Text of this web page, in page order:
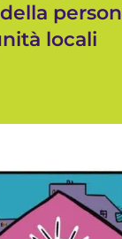
locali